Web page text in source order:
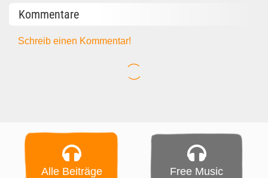
Kommentare
Schreib einen Kommentar!
Alle Beiträge Free Music